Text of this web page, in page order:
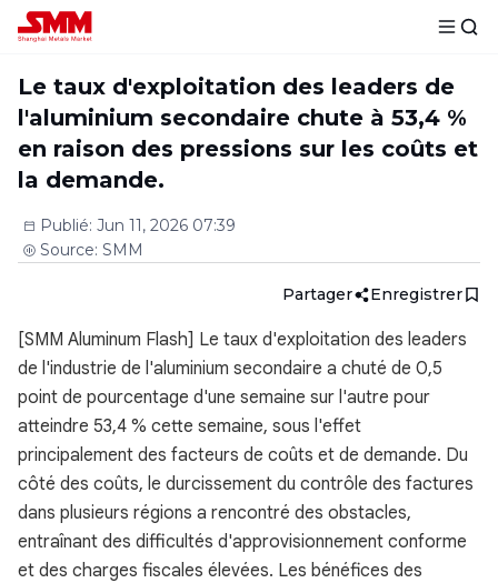
Le taux d'exploitation des leaders de
l'aluminium secondaire chute à 53,4 %
en raison des pressions sur les coûts et
la demande.
Publié: Jun 11, 2026 07:39
Source: SMM
Partager Enregistrer
[SMM Aluminum Flash] Le taux d'exploitation des leaders
de l'industrie de l'aluminium secondaire a chuté de 0,5
point de pourcentage d'une semaine sur l'autre pour
atteindre 53,4 % cette semaine, sous l'effet
principalement des facteurs de coûts et de demande. Du
côté des coûts, le durcissement du contrôle des factures
dans plusieurs régions a rencontré des obstacles,
entraînant des difficultés d'approvisionnement conforme
et des charges fiscales élevées. Les bénéfices des